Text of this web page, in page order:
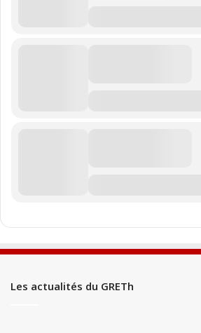
Les actualités du GRETh